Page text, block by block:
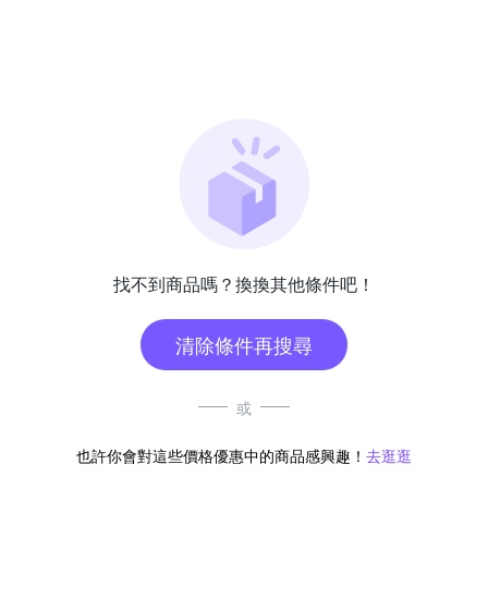
找不到商品嗎？換換其他條件吧！
清除條件再搜尋
或
也許你會對這些價格優惠中的商品感興趣！ 去逛逛